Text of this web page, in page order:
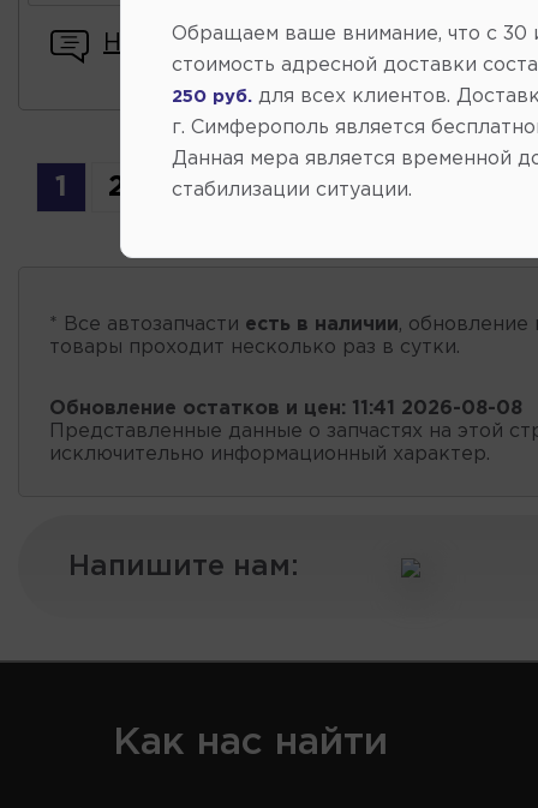
Написать отзыв
1 2
* Все автозапчасти есть в наличии, обновление
товары проходит несколько раз в сутки.
Обновление остатков и цен: 11:41 2026-08-08
Представленные данные о запчастях на этой
исключительно информационный характер.
Напишите нам:
Как нас найти
Обращаем ваше внимание, что c 30
стоимость адресной доставки
250 руб. для всех клиентов.
г. Симферополь является
Данная мера является временной
стабилизации ситуации.